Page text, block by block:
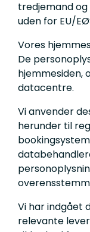
tredjemand
uden for EU/
Vores
De
hjemmesiden,
datacentre.
Vi anvender
herunder til
Vi har indgået
relevante